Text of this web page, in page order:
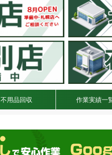
不用品回収 作業実績一